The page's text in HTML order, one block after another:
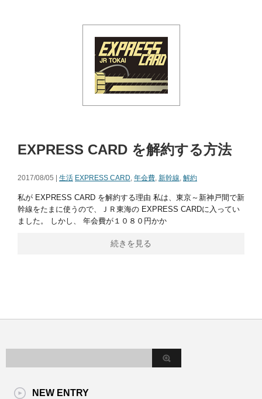
EXPRESS CARD を解約する方法
2017/08/05 | 生活 EXPRESS CARD, 年会費, 新幹線, 解約
私が EXPRESS CARD を解約する理由 私は、東京～新神戸間で新
幹線をたまに使うので、ＪＲ東海の EXPRESS CARDに入ってい
ました。 しかし、 年会費が１０８０円かか
続きを見る
NEW ENTRY